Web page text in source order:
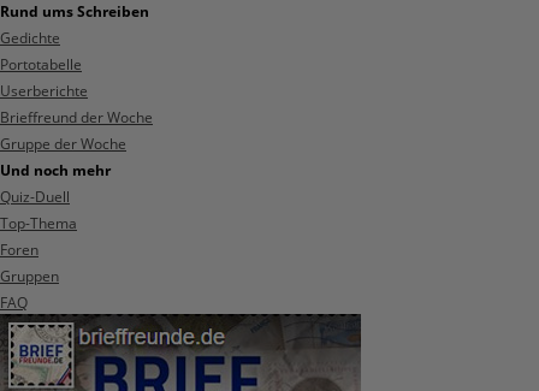
Rund ums Schreiben
Gedichte
Portotabelle
Userberichte
Brieffreund der Woche
Gruppe der Woche
Und noch mehr
Quiz-Duell
Top-Thema
Foren
Gruppen
FAQ